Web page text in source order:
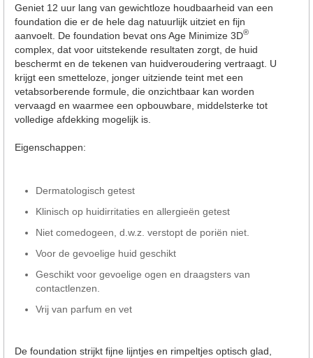
Geniet 12 uur lang van gewichtloze houdbaarheid van een
foundation die er de hele dag natuurlijk uitziet en fijn
aanvoelt. De foundation bevat ons Age Minimize 3D®
complex, dat voor uitstekende resultaten zorgt, de huid
beschermt en de tekenen van huidveroudering vertraagt. U
krijgt een smetteloze, jonger uitziende teint met een
vetabsorberende formule, die onzichtbaar kan worden
vervaagd en waarmee een opbouwbare, middelsterke tot
volledige afdekking mogelijk is.
Eigenschappen:
Dermatologisch getest
Klinisch op huidirritaties en allergieën getest
Niet comedogeen, d.w.z. verstopt de poriën niet.
Voor de gevoelige huid geschikt
Geschikt voor gevoelige ogen en draagsters van
contactlenzen.
Vrij van parfum en vet
De foundation strijkt fijne lijntjes en rimpeltjes optisch glad,